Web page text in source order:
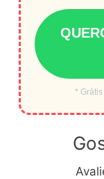
*